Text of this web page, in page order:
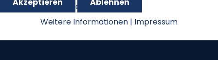
Oktoberfestpokal 2012
Akzeptieren
Ablehnen
Weitere Informationen | Impressum